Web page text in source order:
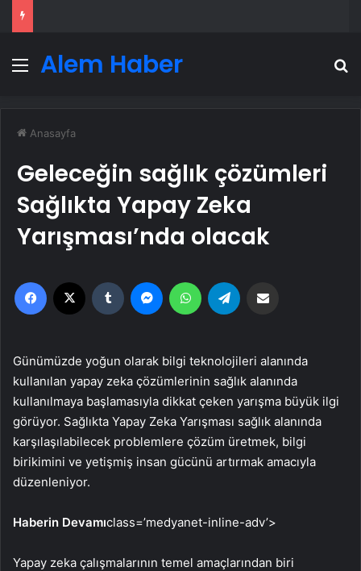
MenüAlem Haber
Anasayfa
Geleceğin sağlık çözümleri
Sağlıkta Yapay Zeka
Yarışması’nda olacak
Facebook Tumblr MessengerWhatsApp
Günümüzde yoğun olarak bilgi teknolojileri alanında
kullanılan yapay zeka çözümlerinin sağlık alanında
kullanılmaya başlamasıyla dikkat çeken yarışma büyük ilgi
görüyor. Sağlıkta Yapay Zeka Yarışması sağlık alanında
karşılaşılabilecek problemlere çözüm üretmek, bilgi
birikimini ve yetişmiş insan gücünü artırmak amacıyla
düzenleniyor.
Haberin Devamıclass=’medyanet-inline-adv’>
Yapay zeka çalışmalarının temel amaçlarından biri